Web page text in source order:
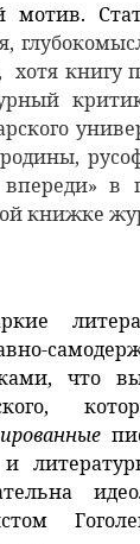
мотив.
хотя книгу
впереди»
книжке
что
и